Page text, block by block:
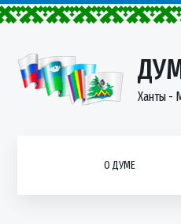
Ханты -
О ДУМЕ